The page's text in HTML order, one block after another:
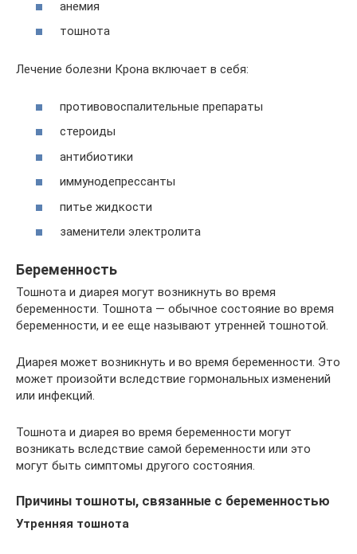
анемия
тошнота
Лечение болезни Крона включает в себя:
противовоспалительные препараты
стероиды
антибиотики
иммунодепрессанты
питье жидкости
заменители электролита
Беременность
Тошнота и диарея могут возникнуть во время
беременности. Тошнота — обычное состояние во время
беременности, и ее еще называют утренней тошнотой.
Диарея может возникнуть и во время беременности. Это
может произойти вследствие гормональных изменений
или инфекций.
Тошнота и диарея во время беременности могут
возникать вследствие самой беременности или это
могут быть симптомы другого состояния.
Причины тошноты, связанные с беременностью
Утренняя тошнота